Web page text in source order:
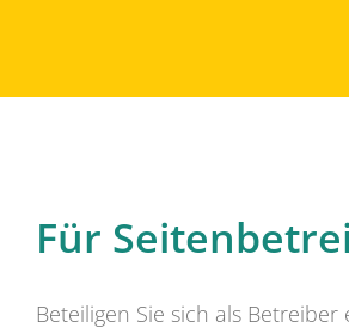
Für
Beteiligen Sie sich als Betreiber